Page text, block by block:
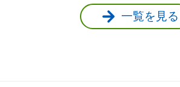
一覧を見る